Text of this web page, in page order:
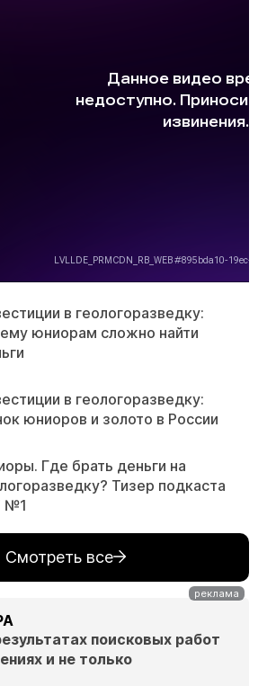
в геологоразведку:
юниорам сложно найти
в геологоразведку:
юниоров и золото в России
Где брать деньги на
Тизер подкаста
№1
Смотреть все
поисковых работ
и не только